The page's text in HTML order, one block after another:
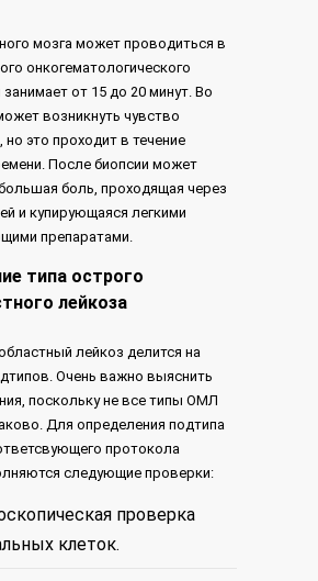
мозга может проводиться в
онкогематологического
занимает от 15 до 20 минут. Во
возникнуть чувство
это проходит в течение
После биопсии может
боль, проходящая через
и купирующаяся легкими
препаратами.
типа острого
лейкоза
лейкоз делится на
Очень важно выяснить
поскольку не все типы ОМЛ
Для определения подтипа
протокола
следующие проверки:
проверка
клеток.